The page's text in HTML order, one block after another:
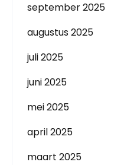
september 2025
augustus 2025
juli 2025
juni 2025
mei 2025
april 2025
maart 2025